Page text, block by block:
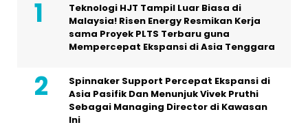
Teknologi HJT Tampil Luar Biasa di
Malaysia! Risen Energy Resmikan Kerja
sama Proyek PLTS Terbaru guna
Mempercepat Ekspansi di Asia Tenggara
Spinnaker Support Percepat Ekspansi di
Asia Pasifik Dan Menunjuk Vivek Pruthi
Sebagai Managing Director di Kawasan
Ini